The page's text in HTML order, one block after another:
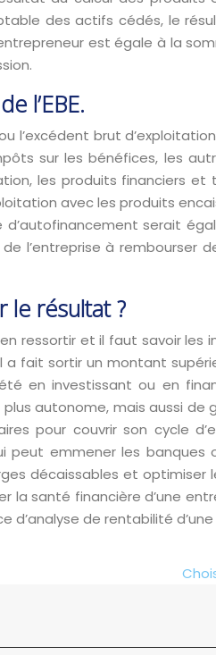
des actifs cédés, le
est égale à la
l’EBE.
l’excédent brut
sur les bénéfices, les
les produits financiers
avec les produits
serait
l’entreprise à rembourser
le résultat ?
ressortir et il faut savoir les
fait sortir un montant
en investissant ou en
autonome, mais aussi
pour couvrir son cycle
emmener les
décaissables et
la santé financière d’une
d’analyse de rentabilité